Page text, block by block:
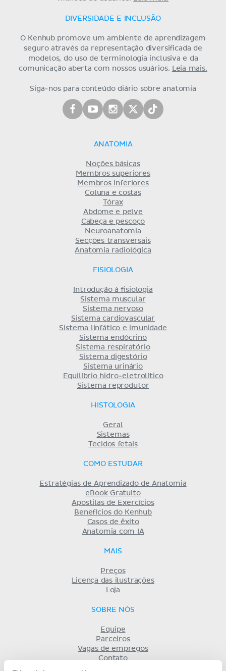
DIVERSIDADE E INCLUSÃO
O Kenhub promove um ambiente de aprendizagem
seguro através da representação diversificada de
modelos, do uso de terminologia inclusiva e da
comunicação aberta com nossos usuários.
Leia mais.
Siga-nos para conteúdo diário sobre anatomia
ANATOMIA
Noções básicas
Membros superiores
Membros inferiores
Coluna e costas
Tórax
Abdome e pelve
Cabeça e pescoço
Neuroanatomia
Secções transversais
Anatomia radiológica
FISIOLOGIA
Introdução à fisiologia
Sistema muscular
Sistema nervoso
Sistema cardiovascular
Sistema linfático e imunidade
Sistema endócrino
Sistema respiratório
Sistema digestório
Sistema urinário
Equilíbrio hidro-eletrolítico
Sistema reprodutor
HISTOLOGIA
Geral
Sistemas
Tecidos fetais
COMO ESTUDAR
Estratégias de Aprendizado de Anatomia
eBook Gratuito
Apostilas de Exercícios
Benefícios do Kenhub
Casos de êxito
Anatomia com IA
MAIS
Preços
Licença das ilustrações
Loja
SOBRE NÓS
Equipe
Parceiros
Vagas de empregos
Contato